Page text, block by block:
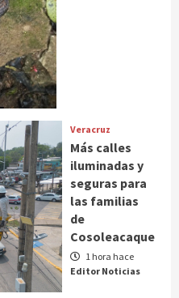
Veracruz
Más calles
iluminadas y
seguras para
las familias
de
Cosoleacaque
1 hora hace
Editor Noticias